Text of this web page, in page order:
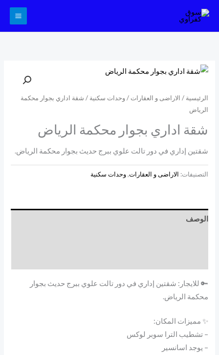
إلى
المحتوى
الرئيسية / الاراضى و العقارات /وحدات سكنية / شقة اداري بجوار محكمة
الرياض
شقة اداري بجوار محكمة الرياض
شقتين إداري في دور تالت علوي ببرج حديث بجوار محكمة الرياض.
التصنيفات: الاراضى و العقارات,وحدات سكنية
الوصف
🔑 للايجار: شقتين إداري في دور تالت علوي ببرج حديث بجوار
محكمة الرياض.
✨ مميزات المكان:
– تشطيب الترا سوبر لوكس
– يوجد اسانسير